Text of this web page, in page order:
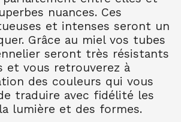
€ TTC
EXTRA FINE TUBE 10 ML
BR 202
TTC 7.89€ TTC
EXTRA FINE TUBE 10 ML
NAT 205
TTC 7.89€ TTC
EXTRA FINE TUBE 10 ML
nuances. Ces
et intenses seront un
Grâce au miel vos tubes
seront très résistants
et vous retrouverez à
des couleurs qui vous
traduire avec fidélité les
lumière et des formes.